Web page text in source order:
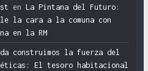
en La Pintana del Futuro:
la cara a la comuna con
en la RM
construimos la fuerza del
El tesoro habitacional